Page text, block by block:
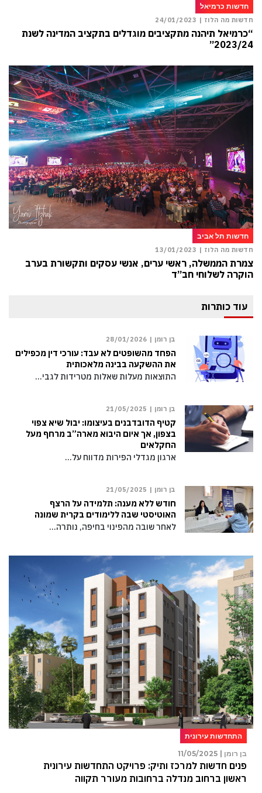
חדשות כרמיאל
חדשות מה הלוז | 24/01/2023
“כרמיאל תיהנה מתקציבים מוגדלים בתקציב המדינה לשנת
2023/24”
חדשות תל אביב
חדשות מה הלוז | 13/01/2023
צמרת הממשלה, ראשי ערים, אנשי עסקים ותקשורת בערב
הוקרה לשלוחי חב”ד
עוד כותרות
בן רומן | 28/01/2026
הפחד מהשופטים לא עבד: עורכי דין מכפילים
את ההשקעה בבינה מלאכותית
התוצאות מעלות שאלות מטרידות לגבי…
בן רומן | 21/05/2025
קטיף הדובדבנים בעיצומו: יבול שיא צפוי
בצפון, אך איום היבוא מארה”ב מרחף מעל
החקלאים
ארגון מגדלי הפירות מדווח על…
בן רומן | 21/05/2025
חודש ללא מענה: תלמידה על הרצף
האוטיסטי שבה ללימודים בקרית שמונה
לאחר שובה מהפינוי בחיפה, נותרה…
התחדשות עירונית
בן רומן | 11/05/2025
פנים חדשות למרכז ותיק: פרויקט התחדשות עירונית
ראשון ברחוב מנדלה ברחובות מעורר תקווה